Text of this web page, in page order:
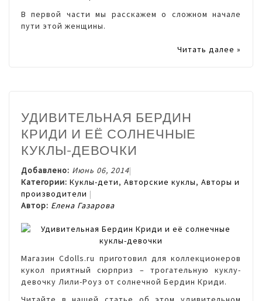
В первой части мы расскажем о сложном начале
пути этой женщины.
Читать далее »
УДИВИТЕЛЬНАЯ БЕРДИН
КРИДИ И ЕЁ СОЛНЕЧНЫЕ
КУКЛЫ-ДЕВОЧКИ
Добавлено: Июнь 06, 2014
Категории: Куклы-дети, Авторские куклы, Авторы и
производители
Автор: Елена Газарова
Магазин Cdolls.ru приготовил для коллекционеров
кукол приятный сюрприз – трогательную куклу-
девочку Лили-Роуз от солнечной Бердин Криди.